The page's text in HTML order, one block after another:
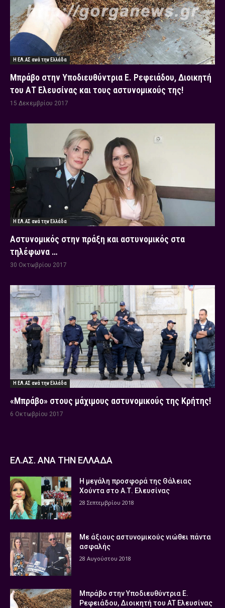
Η ΕΛ.ΑΣ ανά την Ελλάδα
Μπράβο στην Υποδιευθύντρια Ε. Ρεφειάδου, Διοικητή
του ΑΤ Ελευσίνας και τους αστυνομικούς της!
15 Δεκεμβρίου 2017
Η ΕΛ.ΑΣ ανά την Ελλάδα
Αστυνομικός στην πράξη και αστυνομικός στα
τηλέφωνα …
30 Οκτωβρίου 2017
Η ΕΛ.ΑΣ ανά την Ελλάδα
«Μπράβο» στους μάχιμους αστυνομικούς της Κρήτης!
6 Οκτωβρίου 2017
ΕΛ.ΑΣ. ΑΝΑ ΤΗΝ ΕΛΛΑΔΑ
Η μεγάλη προσφορά της Θάλειας
Χούντα στο Α.Τ. Ελευσίνας
28 Σεπτεμβρίου 2018
Με άξιους αστυνομικούς νιώθει πάντα
ασφαλής
28 Αυγούστου 2018
Μπράβο στην Υποδιευθύντρια Ε.
Ρεφειάδου, Διοικητή του ΑΤ Ελευσίνας